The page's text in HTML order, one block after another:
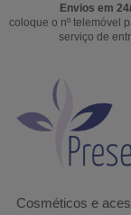
Envios em
coloque o nº telemóvel
serviço de
Cosméticos e